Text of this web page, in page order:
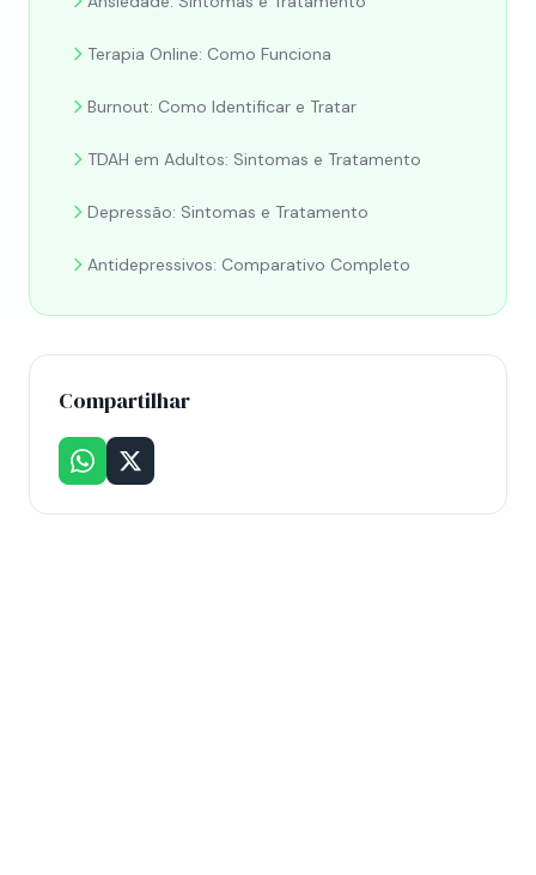
Terapia Online: Como Funciona
Burnout: Como Identificar e Tratar
TDAH em Adultos: Sintomas e Tratamento
Depressão: Sintomas e Tratamento
Antidepressivos: Comparativo Completo
Compartilhar